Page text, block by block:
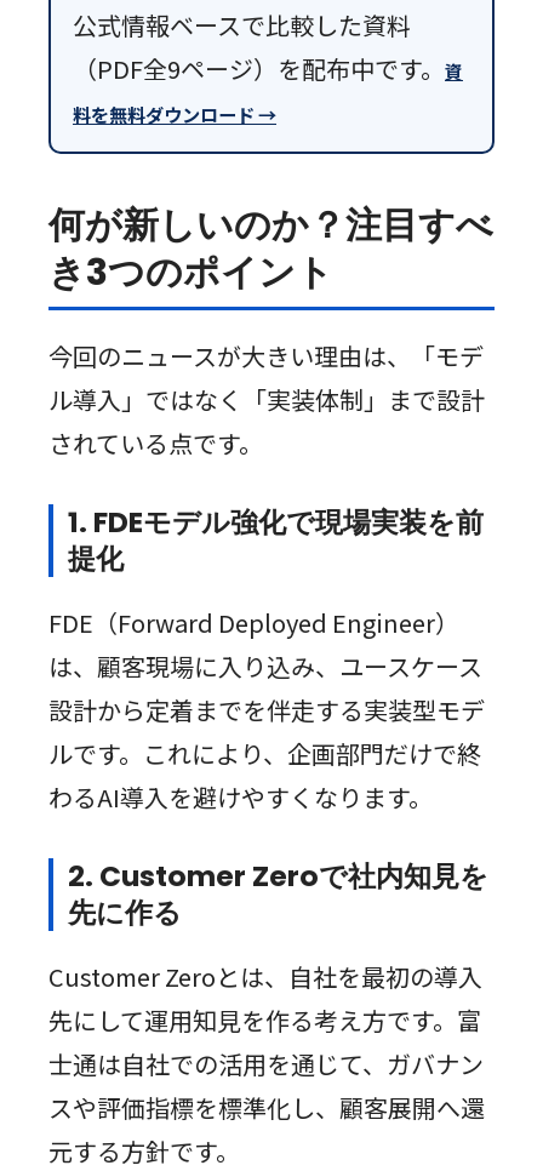
公式情報ベースで比較した資料
（PDF全9ページ）を配布中です。 資
料を無料ダウンロード →
何が新しいのか？注目すべ
き3つのポイント
今回のニュースが大きい理由は、「モデ
ル導入」ではなく「実装体制」まで設計
されている点です。
1. FDEモデル強化で現場実装を前
提化
FDE（Forward Deployed Engineer）
は、顧客現場に入り込み、ユースケース
設計から定着までを伴走する実装型モデ
ルです。これにより、企画部門だけで終
わるAI導入を避けやすくなります。
2. Customer Zeroで社内知見を
先に作る
Customer Zeroとは、自社を最初の導入
先にして運用知見を作る考え方です。富
士通は自社での活用を通じて、ガバナン
スや評価指標を標準化し、顧客展開へ還
元する方針です。